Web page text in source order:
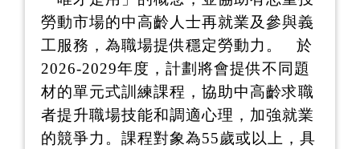
勞動市場的中高齡人士再就業及參與義
工服務，為職場提供穩定勞動力。 於
2026-2029年度，計劃將會提供不同題
材的單元式訓練課程，協助中高齡求職
者提升職場技能和調適心理，加強就業
的競爭力。課程對象為55歲或以上，具